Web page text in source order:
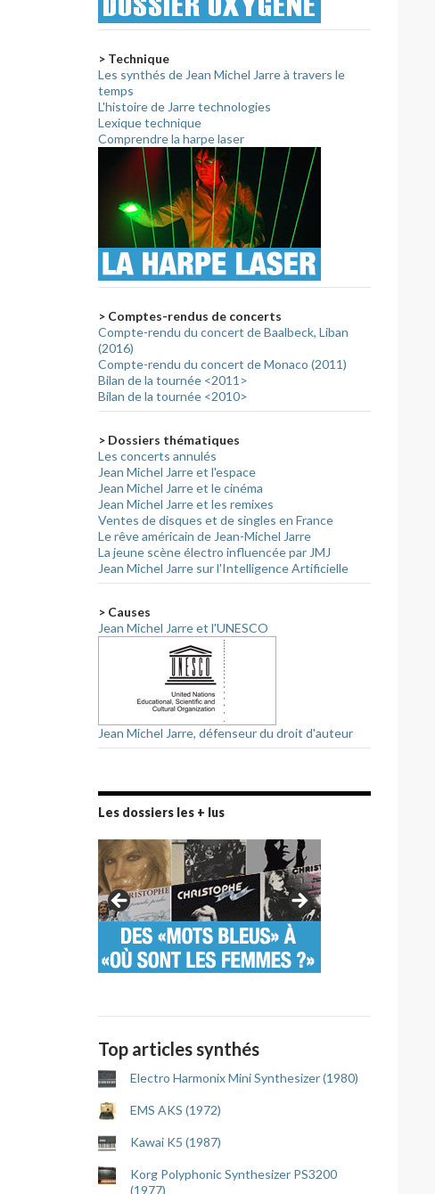
> Technique
Les synthés de Jean Michel Jarre à travers le
temps
L'histoire de Jarre technologies
Lexique technique
Comprendre la harpe laser
> Comptes-rendus de concerts
Compte-rendu du concert de Baalbeck, Liban
(2016)
Compte-rendu du concert de Monaco (2011)
Bilan de la tournée <2011>
Bilan de la tournée <2010>
> Dossiers thématiques
Les concerts annulés
Jean Michel Jarre et l'espace
Jean Michel Jarre et le cinéma
Jean Michel Jarre et les remixes
Ventes de disques et de singles en France
Le rêve américain de Jean-Michel Jarre
La jeune scène électro influencée par JMJ
Jean Michel Jarre sur l'Intelligence Artificielle
> Causes
Jean Michel Jarre et l'UNESCO
Jean Michel Jarre, défenseur du droit d'auteur
Les dossiers les + lus
Top articles synthés
Electro Harmonix Mini Synthesizer (1980)
EMS AKS (1972)
Kawai K5 (1987)
Korg Polyphonic Synthesizer PS3200
(1977)